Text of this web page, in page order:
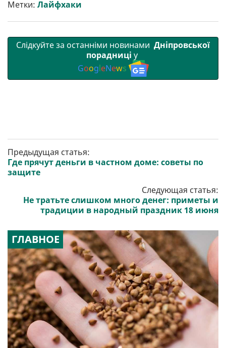
и k
Метки: Лайфхаки
Слідкуйте за останніми новинами Дніпровської
порадниці у
GoogleNews
Предыдущая статья:
Где прячут деньги в частном доме: советы по
защите
Следующая статья:
Не тратьте слишком много денег: приметы и
традиции в народный праздник 18 июня
ГЛАВНОЕ